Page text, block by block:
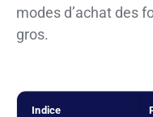
modes d’achat des
gros.
Indice